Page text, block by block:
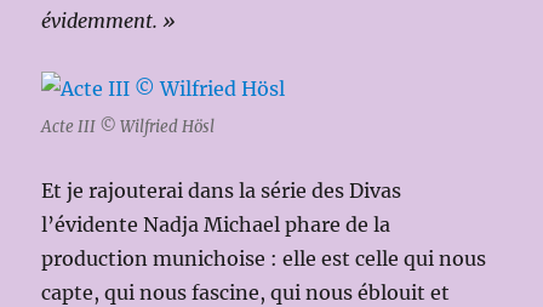
évidemment. »
Acte III © Wilfried Hösl
Et je rajouterai dans la série des Divas
l’évidente Nadja Michael phare de la
production munichoise : elle est celle qui nous
capte, qui nous fascine, qui nous éblouit et